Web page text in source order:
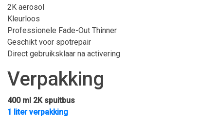
2K aerosol
Kleurloos
Professionele Fade-Out Thinner
Geschikt voor spotrepair
Direct gebruiksklaar na activering
Verpakking
400 ml 2K spuitbus
1 liter verpakking